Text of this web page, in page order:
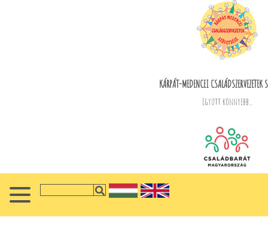
KÁRPÁT-MEDENCEI CSALÁDSZERVEZETEK
Együtt könnyebb...